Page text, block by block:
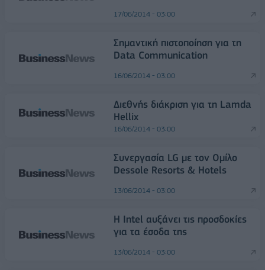
17/06/2014 - 03:00
Σημαντική πιστοποίηση για τη
Data Communication
16/06/2014 - 03:00
Διεθνής διάκριση για τη Lamda
Hellix
16/06/2014 - 03:00
Συνεργασία LG με τον Ομίλο
Dessole Resorts & Hotels
13/06/2014 - 03:00
Η Intel αυξάνει τις προσδοκίες
για τα έσοδα της
13/06/2014 - 03:00